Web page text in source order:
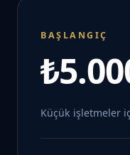
BAŞLANGIÇ
Küçük işletmeler